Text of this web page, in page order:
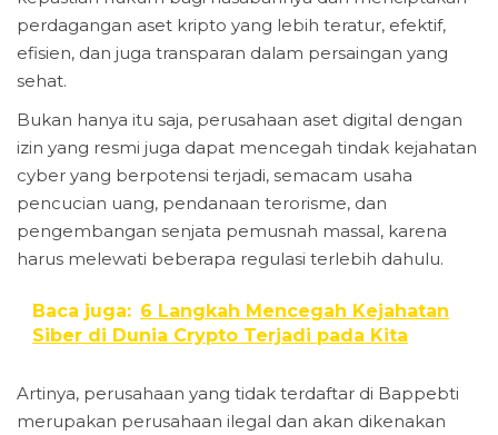
perdagangan aset kripto yang lebih teratur, efektif,
efisien, dan juga transparan dalam persaingan yang
sehat.
Bukan hanya itu saja, perusahaan aset digital dengan
izin yang resmi juga dapat mencegah tindak kejahatan
cyber yang berpotensi terjadi, semacam usaha
pencucian uang, pendanaan terorisme, dan
pengembangan senjata pemusnah massal, karena
harus melewati beberapa regulasi terlebih dahulu.
Baca juga: 6 Langkah Mencegah Kejahatan
Siber di Dunia Crypto Terjadi pada Kita
Artinya, perusahaan yang tidak terdaftar di Bappebti
merupakan perusahaan ilegal dan akan dikenakan